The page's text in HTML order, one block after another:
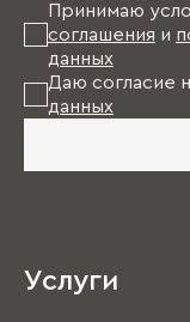
Принимаю
соглашения и
данных
Даю согласие
данных
Услуги